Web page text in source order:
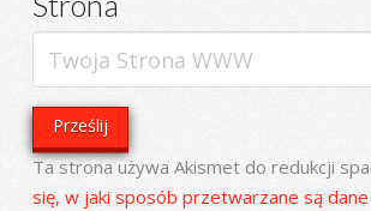
Ta strona używa Akismet do redukcji
się, w jaki sposób przetwarzane są